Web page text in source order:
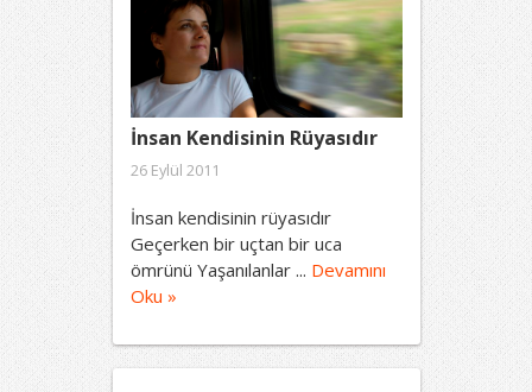
İnsan Kendisinin Rüyasıdır
26 Eylül 2011
İnsan kendisinin rüyasıdır
Geçerken bir uçtan bir uca
ömrünü Yaşanılanlar ... Devamını
Oku »